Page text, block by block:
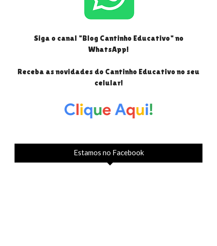
Siga o canal "Blog Cantinho Educativo" no
WhatsApp!
Receba as novidades do Cantinho Educativo no seu
celular!
Estamos no Facebook